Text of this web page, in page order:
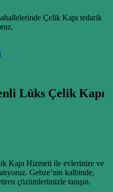
Çelik Kapı tedarik
Lüks Çelik Kapı
Kapı Hizmeti ile evlerinize ve
Gebze’nin kalbinde,
çözümlerimizle tanışın.